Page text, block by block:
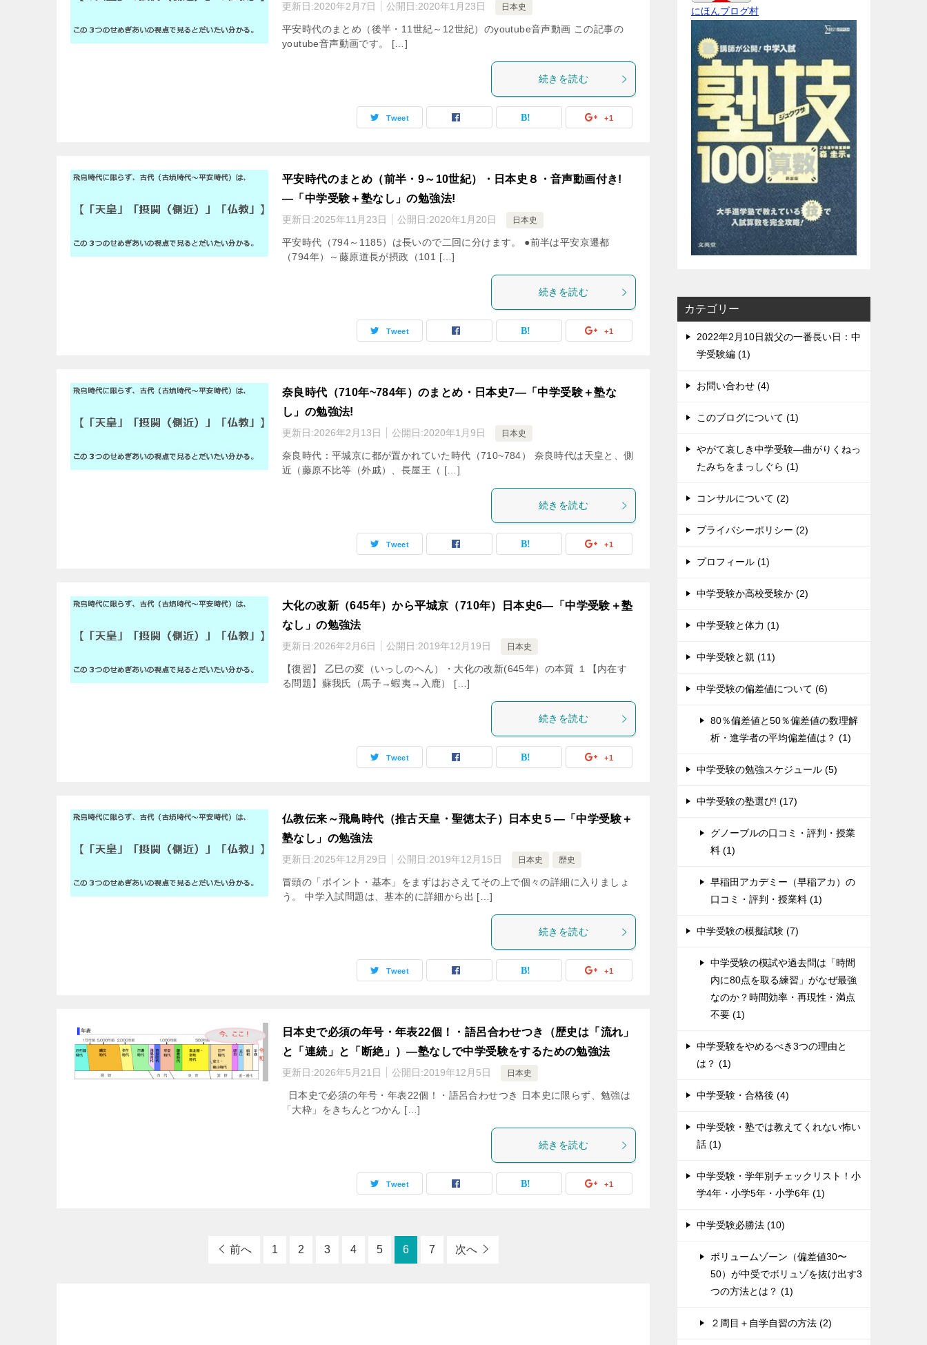
更新日:2020年2月7日 公開日:2020年1月23日 日本史
平安時代のまとめ（後半・11世紀～12世紀）のyoutube音声動画 この記事の
youtube音声動画です。 […]
続きを読む
Tweet +1
平安時代のまとめ（前半・9～10世紀）・日本史８・音声動画付き!
―「中学受験＋塾なし」の勉強法!
更新日:2025年11月23日 公開日:2020年1月20日 日本史
平安時代（794～1185）は長いので二回に分けます。 ●前半は平安京遷都
（794年）～藤原道長が摂政（101 […]
続きを読む
Tweet +1
奈良時代（710年~784年）のまとめ・日本史7―「中学受験＋塾な
し」の勉強法!
更新日:2026年2月13日 公開日:2020年1月9日 日本史
奈良時代：平城京に都が置かれていた時代（710~784） 奈良時代は天皇と、側
近（藤原不比等（外戚）、長屋王（ […]
続きを読む
Tweet +1
大化の改新（645年）から平城京（710年）日本史6―「中学受験＋塾
なし」の勉強法
更新日:2026年2月6日 公開日:2019年12月19日 日本史
【復習】 乙巳の変（いっしのへん）・大化の改新(645年）の本質 １【内在す
る問題】蘇我氏（馬子→蝦夷→入鹿） […]
続きを読む
Tweet +1
仏教伝来～飛鳥時代（推古天皇・聖徳太子）日本史５―「中学受験＋
塾なし」の勉強法
更新日:2025年12月29日 公開日:2019年12月15日 日本史 歴史
冒頭の「ポイント・基本」をまずはおさえてその上で個々の詳細に入りましょ
う。 中学入試問題は、基本的に詳細から出 […]
続きを読む
Tweet +1
日本史で必須の年号・年表22個！・語呂合わせつき（歴史は「流れ」
と「連続」と「断絶」）―塾なしで中学受験をするための勉強法
更新日:2026年5月21日 公開日:2019年12月5日 日本史
日本史で必須の年号・年表22個！・語呂合わせつき 日本史に限らず、勉強は
「大枠」をきちんとつかん […]
続きを読む
Tweet +1
前へ 1 2 3 4 5 6 7 次へ
にほんブログ村
カテゴリー
2022年2月10日親父の一番長い日：中
学受験編 (1)
お問い合わせ (4)
このブログについて (1)
やがて哀しき中学受験―曲がりくねっ
たみちをまっしぐら (1)
コンサルについて (2)
プライバシーポリシー (2)
プロフィール (1)
中学受験か高校受験か (2)
中学受験と体力 (1)
中学受験と親 (11)
中学受験の偏差値について (6)
80％偏差値と50％偏差値の数理解
析・進学者の平均偏差値は？ (1)
中学受験の勉強スケジュール (5)
中学受験の塾選び! (17)
グノーブルの口コミ・評判・授業
料 (1)
早稲田アカデミー（早稲アカ）の
口コミ・評判・授業料 (1)
中学受験の模擬試験 (7)
中学受験の模試や過去問は「時間
内に80点を取る練習」がなぜ最強
なのか？時間効率・再現性・満点
不要 (1)
中学受験をやめるべき3つの理由と
は？ (1)
中学受験・合格後 (4)
中学受験・塾では教えてくれない怖い
話 (1)
中学受験・学年別チェックリスト！小
学4年・小学5年・小学6年 (1)
中学受験必勝法 (10)
ボリュームゾーン（偏差値30〜
50）が中受でボリュゾを抜け出す3
つの方法とは？ (1)
２周目＋自学自習の方法 (2)